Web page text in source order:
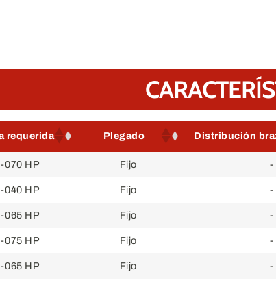
requerida Plegado Distribución
requerida Plegado
070 HP Fijo -
040 HP Fijo -
065 HP Fijo -
075 HP Fijo -
065 HP Fijo -